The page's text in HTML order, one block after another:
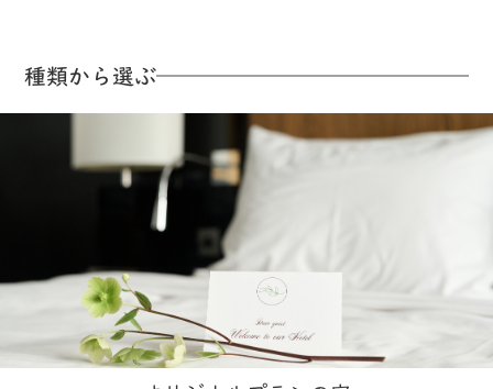
種類から選ぶ